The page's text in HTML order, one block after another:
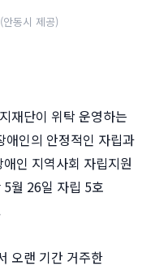
동시 제공)
재단이 위탁 운영하는
애인의 안정적인 자립과
인 지역사회 자립지원
월 26일 자립 5호
오랜 기간 거주한